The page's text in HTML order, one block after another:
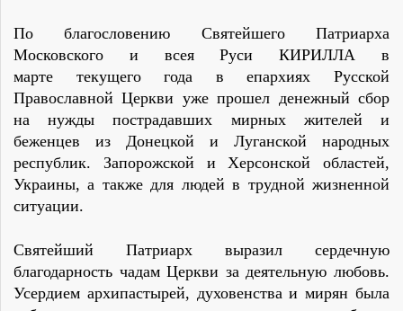
По благословению Святейшего Патриарха
Московского и всея Руси КИРИЛЛА в
марте текущего года в епархиях Русской
Православной Церкви уже прошел денежный сбор
на нужды пострадавших мирных жителей и
беженцев из Донецкой и Луганской народных
республик. Запорожской и Херсонской областей,
Украины, а также для людей в трудной жизненной
ситуации.
Святейший Патриарх выразил сердечную
благодарность чадам Церкви за деятельную любовь.
Усердием архипастырей, духовенства и мирян была